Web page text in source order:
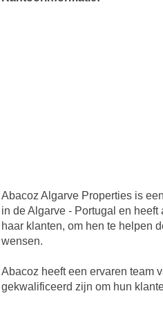
Abacoz Algarve Properties is
in de Algarve - Portugal en
haar klanten, om hen te helpen
wensen.
Abacoz heeft een ervaren team
gekwalificeerd zijn om hun